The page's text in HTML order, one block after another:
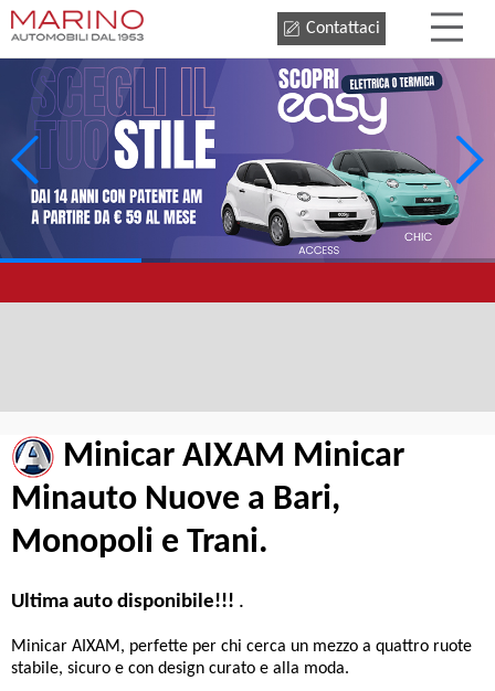
Contattaci
Minicar AIXAM Minicar
Minauto Nuove a Bari,
Monopoli e Trani.
Ultima auto disponibile!!! .
Minicar AIXAM, perfette per chi cerca un mezzo a quattro ruote
stabile, sicuro e con design curato e alla moda.